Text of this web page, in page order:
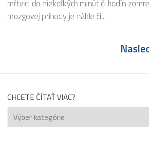
mŕtvici do niekoľkých minút či hodín
mozgovej príhody je náhle či...
CHCETE ČÍTAŤ VIAC?
Chcete
čítať